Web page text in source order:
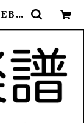
ラ
| ケー